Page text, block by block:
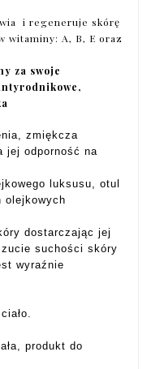
i regeneruje skórę
witaminy: A, B, E oraz
za swoje
zmiękcza
jej odporność na
luksusu, otul
olejkowych
dostarczając jej
suchości skóry
wyraźnie
produkt do